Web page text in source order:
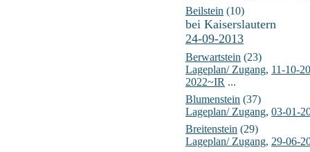
Beilstein (10)
bei Kaiserslautern
24-09-2013
Berwartstein (23)
Lageplan/ Zugang, 11-10-
2022~IR ...
Blumenstein (37)
Lageplan/ Zugang, 03-01-
Breitenstein (29)
Lageplan/ Zugang, 29-06-